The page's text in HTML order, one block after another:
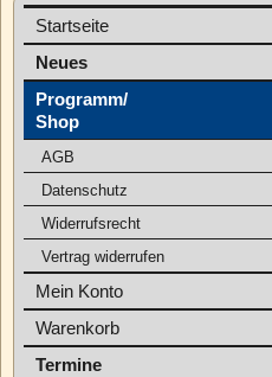
Startseite
Neues
Programm/
Shop
AGB
Datenschutz
Widerrufsrecht
Vertrag widerrufen
Mein Konto
Warenkorb
Termine